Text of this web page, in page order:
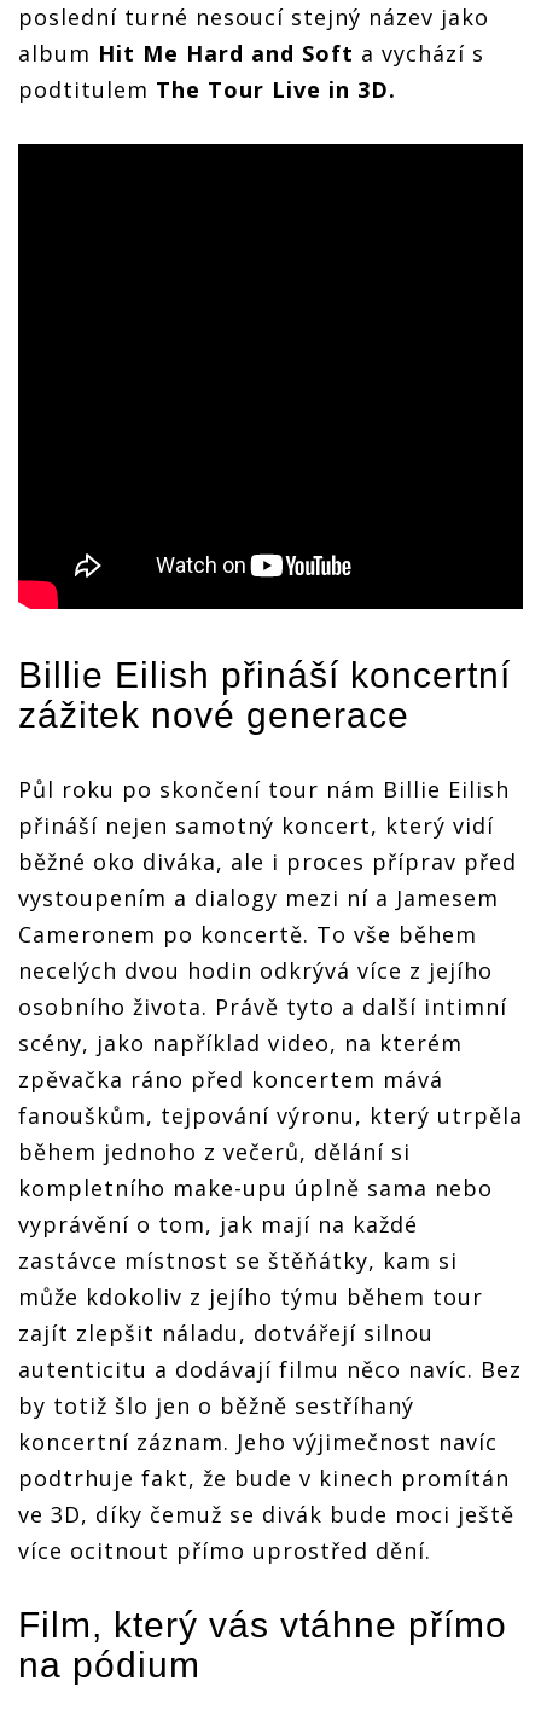
poslední turné nesoucí stejný název jako
album Hit Me Hard and Soft a vychází s
podtitulem The Tour Live in 3D.
Billie Eilish přináší koncertní
zážitek nové generace
Půl roku po skončení tour nám Billie Eilish
přináší nejen samotný koncert, který vidí
běžné oko diváka, ale i proces příprav před
vystoupením a dialogy mezi ní a Jamesem
Cameronem po koncertě. To vše během
necelých dvou hodin odkrývá více z jejího
osobního života. Právě tyto a další intimní
scény, jako například video, na kterém
zpěvačka ráno před koncertem mává
fanouškům, tejpování výronu, který utrpěla
během jednoho z večerů, dělání si
kompletního make-upu úplně sama nebo
vyprávění o tom, jak mají na každé
zastávce místnost se štěňátky, kam si
může kdokoliv z jejího týmu během tour
zajít zlepšit náladu, dotvářejí silnou
autenticitu a dodávají filmu něco navíc. Bez
by totiž šlo jen o běžně sestříhaný
koncertní záznam. Jeho výjimečnost navíc
podtrhuje fakt, že bude v kinech promítán
ve 3D, díky čemuž se divák bude moci ještě
více ocitnout přímo uprostřed dění.
Film, který vás vtáhne přímo
na pódium